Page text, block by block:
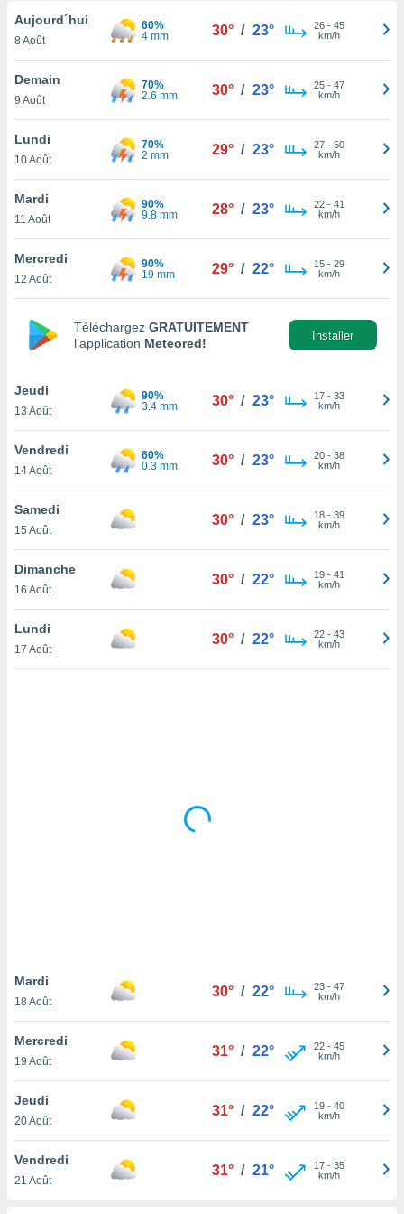
et
»,
au
vous
ou
de
ainsi
du
en
de
votre
à
en
le
que
la
et que
ne
Aujourd´hui
8 Août
60%
4 mm
30° / 23° 26- 45
km/h
Demain
9 Août
70%
2.6 mm
30° / 23° 25- 47
km/h
Lundi
10 Août
70%
2 mm
29° / 23° 27- 50
km/h
Mardi
11 Août
90%
9.8 mm
28° / 23° 22- 41
km/h
Mercredi
12 Août
90%
19 mm
29° / 22° 15- 29
km/h
Téléchargez GRATUITEMENT
l’application Meteored!
Installer
Jeudi
13 Août
90%
3.4 mm
30° / 23° 17- 33
km/h
Vendredi
14 Août
60%
0.3 mm
30° / 23° 20- 38
km/h
Samedi
15 Août
30° / 23° 18- 39
km/h
Dimanche
16 Août
30° / 22° 19- 41
km/h
Lundi
17 Août
30° / 22° 22- 43
km/h
Mardi
18 Août
30° / 22° 23- 47
km/h
Mercredi
19 Août
31° / 22° 22- 45
km/h
Jeudi
20 Août
31° / 22° 19- 40
km/h
Vendredi
21 Août
31° / 21° 17- 35
km/h